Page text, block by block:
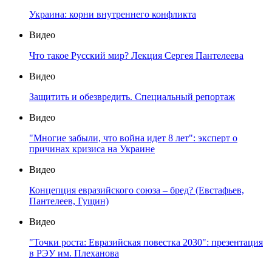
Украина: корни внутреннего конфликта
Видео
Что такое Русский мир? Лекция Сергея Пантелеева
Видео
Защитить и обезвредить. Специальный репортаж
Видео
"Многие забыли, что война идет 8 лет": эксперт о
причинах кризиса на Украине
Видео
Концепция евразийского союза – бред? (Евстафьев,
Пантелеев, Гущин)
Видео
"Точки роста: Евразийская повестка 2030": презентация
в РЭУ им. Плеханова